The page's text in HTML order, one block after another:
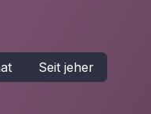
Seit jeher